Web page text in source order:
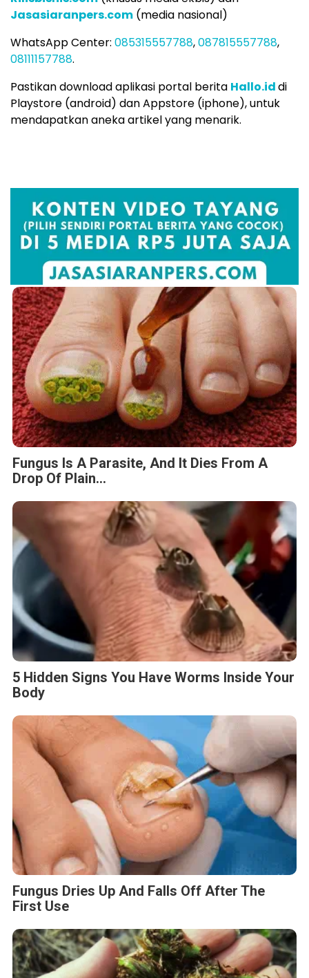
Jasasiaranpers.com (media nasional)
WhatsApp Center: 085315557788,087815557788,
08111157788.
Pastikan download aplikasi portal berita Hallo.iddi
Playstore (android) dan Appstore (iphone), untuk
mendapatkan aneka artikel yang menarik.
Fungus Is A Parasite, And It Dies From A
Drop Of Plain...
5 Hidden Signs You Have Worms Inside Your
Body
Fungus Dries Up And Falls Off After The
First Use